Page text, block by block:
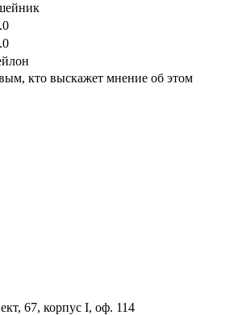
кто выскажет мнение об этом
67, корпус I, оф. 114